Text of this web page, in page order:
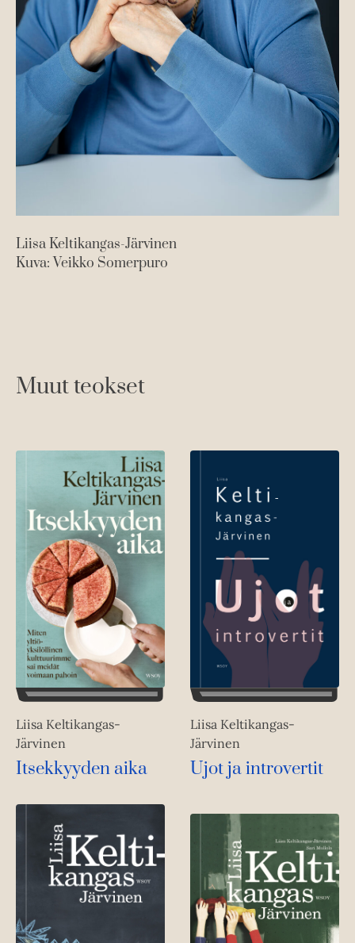
Liisa Keltikangas-Järvinen
Kuva: Veikko Somerpuro
Muut teokset
Liisa Keltikangas-
Järvinen
Itsekkyyden aika
Liisa Keltikangas-
Järvinen
Ujot ja introvertit